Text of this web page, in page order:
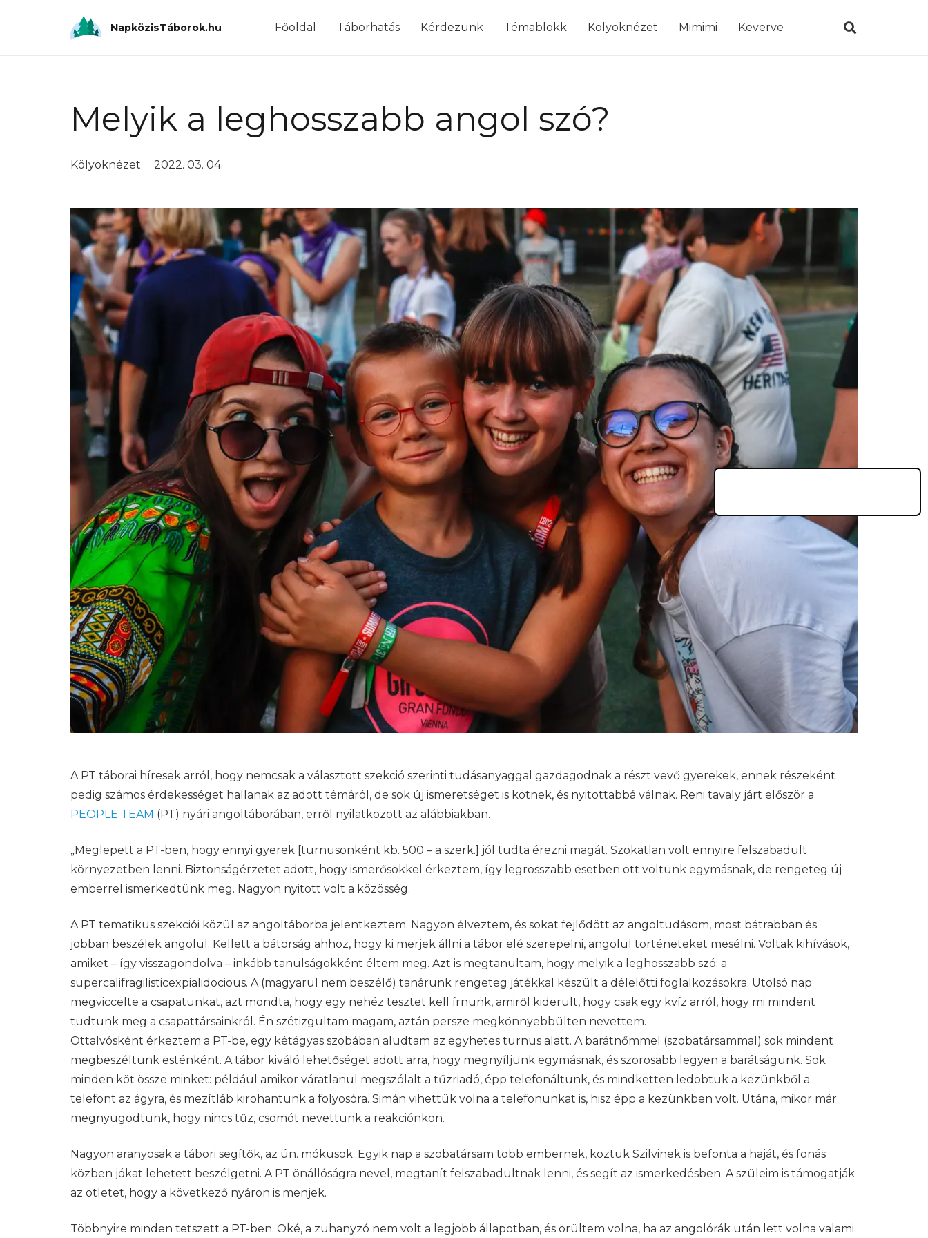
NapközisTáborok.hu Főoldal Táborhatás Kérdezünk Témablokk Kölyöknézet Mimimi Keverve
Melyik a leghosszabb angol szó?
Kölyöknézet 2022. 03. 04.
A PT táborai híresek arról, hogy nemcsak a választott szekció szerinti tudásanyaggal gazdagodnak a részt vevő gyerekek, ennek részeként
pedig számos érdekességet hallanak az adott témáról, de sok új ismeretséget is kötnek, és nyitottabbá válnak. Reni tavaly járt először a
PEOPLE TEAM (PT) nyári angoltáborában, erről nyilatkozott az alábbiakban.
„Meglepett a PT-ben, hogy ennyi gyerek [turnusonként kb. 500 – a szerk.] jól tudta érezni magát. Szokatlan volt ennyire felszabadult
környezetben lenni. Biztonságérzetet adott, hogy ismerősökkel érkeztem, így legrosszabb esetben ott voltunk egymásnak, de rengeteg új
emberrel ismerkedtünk meg. Nagyon nyitott volt a közösség.
A PT tematikus szekciói közül az angoltáborba jelentkeztem. Nagyon élveztem, és sokat fejlődött az angoltudásom, most bátrabban és
jobban beszélek angolul. Kellett a bátorság ahhoz, hogy ki merjek állni a tábor elé szerepelni, angolul történeteket mesélni. Voltak kihívások,
amiket – így visszagondolva – inkább tanulságokként éltem meg. Azt is megtanultam, hogy melyik a leghosszabb szó: a
supercalifragilisticexpialidocious. A (magyarul nem beszélő) tanárunk rengeteg játékkal készült a délelőtti foglalkozásokra. Utolsó nap
megviccelte a csapatunkat, azt mondta, hogy egy nehéz tesztet kell írnunk, amiről kiderült, hogy csak egy kvíz arról, hogy mi mindent
tudtunk meg a csapattársainkról. Én szétizgultam magam, aztán persze megkönnyebbülten nevettem.
Ottalvósként érkeztem a PT-be, egy kétágyas szobában aludtam az egyhetes turnus alatt. A barátnőmmel (szobatársammal) sok mindent
megbeszéltünk esténként. A tábor kiváló lehetőséget adott arra, hogy megnyíljunk egymásnak, és szorosabb legyen a barátságunk. Sok
minden köt össze minket: például amikor váratlanul megszólalt a tűzriadó, épp telefonáltunk, és mindketten ledobtuk a kezünkből a
telefont az ágyra, és mezítláb kirohantunk a folyosóra. Simán vihettük volna a telefonunkat is, hisz épp a kezünkben volt. Utána, mikor már
megnyugodtunk, hogy nincs tűz, csomót nevettünk a reakciónkon.
Nagyon aranyosak a tábori segítők, az ún. mókusok. Egyik nap a szobatársam több embernek, köztük Szilvinek is befonta a haját, és fonás
közben jókat lehetett beszélgetni. A PT önállóságra nevel, megtanít felszabadultnak lenni, és segít az ismerkedésben. A szüleim is támogatják
az ötletet, hogy a következő nyáron is menjek.
Többnyire minden tetszett a PT-ben. Oké, a zuhanyzó nem volt a legjobb állapotban, és örültem volna, ha az angolórák után lett volna valami